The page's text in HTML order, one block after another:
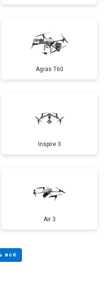
Agras T60
Inspire 3
Air 3